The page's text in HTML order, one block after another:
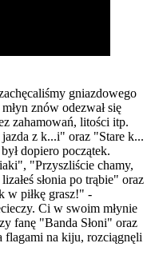
gniazdowego
znów odezwał się
zahamowań, litości itp.
z k...i" oraz "Stare k...
dopiero początek.
"Przyszliście chamy,
słonia po trąbie" oraz
w piłkę grasz!" -
Ci w swoim młynie
fanę "Banda Słoni" oraz
na kiju, rozciągnęli